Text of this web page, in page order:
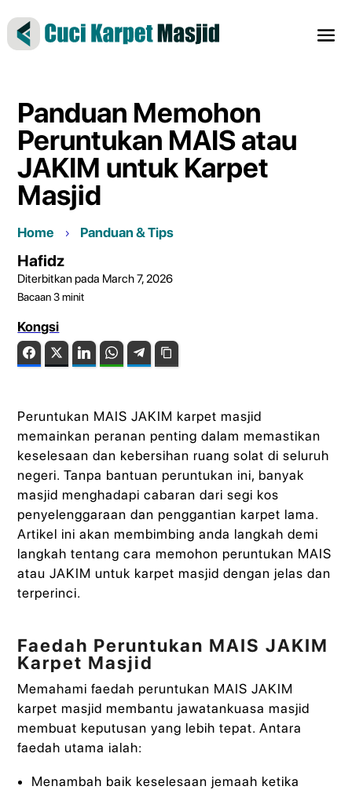
Panduan Memohon
Peruntukan MAIS atau
JAKIM untuk Karpet
Masjid
Home Panduan & Tips
Hafidz
Diterbitkan pada March 7, 2026
Bacaan 3 minit
Kongsi
FacebookTwitter LinkedIn WhatsAppTelegram
Peruntukan MAIS JAKIM karpet masjid
memainkan peranan penting dalam memastikan
keselesaan dan kebersihan ruang solat di seluruh
negeri. Tanpa bantuan peruntukan ini, banyak
masjid menghadapi cabaran dari segi kos
penyelenggaraan dan penggantian karpet lama.
Artikel ini akan membimbing anda langkah demi
langkah tentang cara memohon peruntukan MAIS
atau JAKIM untuk karpet masjid dengan jelas dan
terperinci.
Faedah Peruntukan MAIS JAKIM
Karpet Masjid
Memahami faedah peruntukan MAIS JAKIM
karpet masjid membantu jawatankuasa masjid
membuat keputusan yang lebih tepat. Antara
faedah utama ialah:
Menambah baik keselesaan jemaah ketika